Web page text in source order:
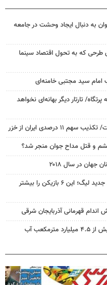
به دنبال ایجاد وحشت در جامعه
طرحی که به تحول اقتصاد سینما
امام سید مجتبی خامنه‌ای
تارتار دیگر بهانه‌ای نخواهد
درصدی ایران از خزر
خشم و قتل مداح جوان منجر شد؟
در سال ۲۰۱۸
نسل جدید استقلالی‌ها برای فصل جدید لیگ؛ این ۶ بازیکن را بیشتر
قهرمانی آذربایجان شرقی
آب